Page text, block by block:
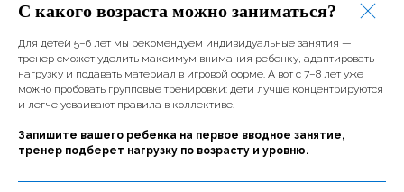
С какого возраста можно заниматься?
Для детей 5–6 лет мы рекомендуем индивидуальные занятия —
тренер сможет уделить максимум внимания ребенку, адаптировать
нагрузку и подавать материал в игровой форме. А вот с 7–8 лет уже
можно пробовать групповые тренировки: дети лучше концентрируются
и легче усваивают правила в коллективе.
Запишите вашего ребенка на первое вводное занятие,
тренер подберет нагрузку по возрасту и уровню.